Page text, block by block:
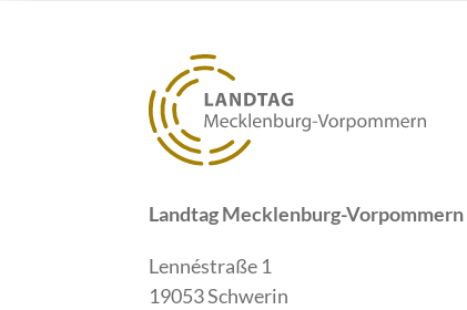
Landtag Mecklenburg-Vorpommern
Lennéstraße 1
19053 Schwerin